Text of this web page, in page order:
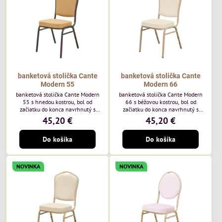
každodenné...
banketová stolička Cante
Modern 55
banketová stolička Cante Modern
55 s hnedou kostrou, bol od
začiatku do konca navrhnutý s
ohľadom na elegantné a
sofistikované priestory pre
pohostinstvá. Má hnedý rám a
medovo tónované čalúnenie Moss
48 od poľskej značky Davis –
medový odtieň s mäkkým
povrchom - je ideálna do svetlých
priestorov. Stolička kombinuje
klasický dizajn s modernou
funkčnosťou. Je odolná, pohodlná a
pripravená na...
45,20 €
Do košíka
banketová stolička Cante
Modern 66
banketová stolička Cante Modern
66 s béžovou kostrou, bol od
začiatku do konca navrhnutý s
ohľadom na elegantné a
sofistikované priestory pre
pohostinstvá. Má béžový rám a
čalúnenie Soro 02 od poľskej
značky Davis – béžová farba s
mäkkým povrchom je ideálna do
svetlých priestorov. Stolička
kombinuje klasický dizajn s
modernou funkčnosťou. Je odolná,
pohodlná a pripravená na
každodenné použitie...
45,20 €
Do košíka
NOVINKA NOVINKA